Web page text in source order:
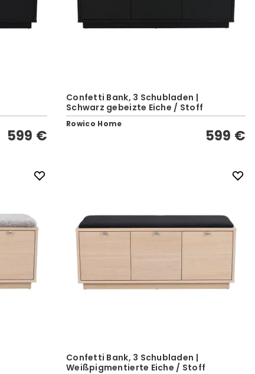
599 €
Confetti Bank, 3 Schubladen |
Schwarz gebeizte Eiche / Stoff
Rowico Home
599 €
Confetti Bank, 3 Schubladen |
Weißpigmentierte Eiche / Stoff